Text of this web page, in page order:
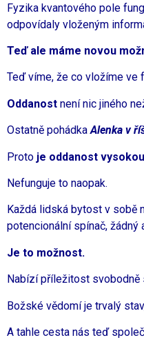
Fyzika kvantového pole
odpovídaly vloženým
Teď ale máme novou
Teď víme, že co vložíme ve
Oddanost není nic jiného
Ostatně pohádkaAlenka v
Proto je oddanost
Nefunguje to naopak.
Každá lidská bytost v sobě
potencionální spínač, žádný
Je to možnost.
Nabízí příležitost svobodně
Božské vědomí je trvalý
A tahle cesta nás teď